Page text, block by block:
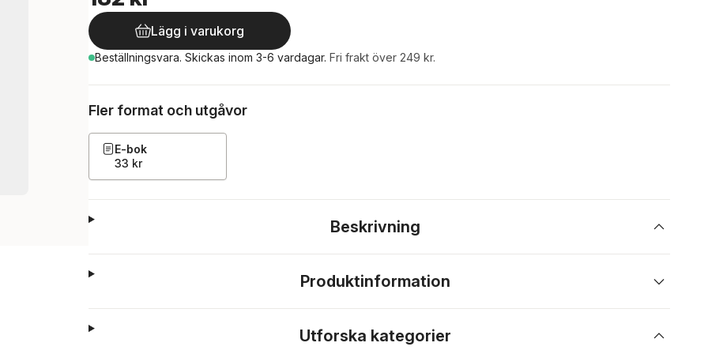
Lägg i varukorg
Beställningsvara. Skickas inom 3-6 vardagar. Fri frakt över 249 kr.
Fler format och utgåvor
E-bok
33 kr
Beskrivning
Produktinformation
Utforska kategorier